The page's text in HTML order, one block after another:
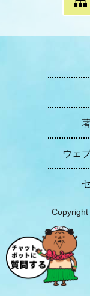
ウェ
Copyright